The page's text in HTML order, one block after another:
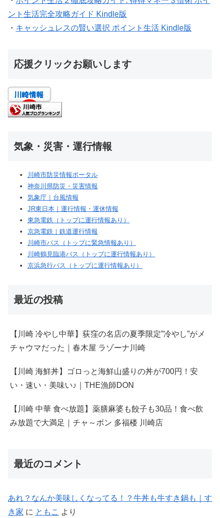
ント生活完全攻略ガイド Kindle版
・ キャッシュレスの賢い選択 ポイント生活 Kindle版
応援クリックお願いします
気象・災害・運行情報
川崎市防災情報ポータル
神奈川県防災・災害情報
気象庁｜台風情報
JR東日本｜運行情報・運休情報
東急電鉄（トップに運行情報あり）
京急電鉄｜鉄道運行情報
川崎市バス（トップに緊急情報あり）
川崎鶴見臨港バス（トップに運行情報あり）
京浜急行バス（トップに運行情報あり）
最近の投稿
【川崎 冷やし中華】荻窪の名店の夏季限定”冷やし”がメ
チャウマだった｜春木屋 ラゾーナ川崎
【川崎 海鮮丼】ゴロっと海鮮山盛りの丼が700円！安
い・速い・美味い♪｜THE漁師DON
【川崎 中華 食べ放題】薬膳麻婆も餃子も30品！食べ飲
み放題で大満足｜チャ～ボン 多福楼 川崎店
最近のコメント
あれ？なんか美味しくなってる！？牛丼も牛すき鍋も｜す
き家 に ともこ より